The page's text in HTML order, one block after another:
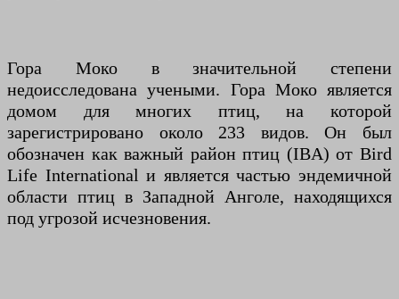
Гора Моко в значительной степени
недоисследована учеными. Гора Моко является
домом для многих птиц, на которой
зарегистрировано около 233 видов. Он был
обозначен как важный район птиц (IBA) от Bird
Life International и является частью эндемичной
области птиц в Западной Анголе, находящихся
под угрозой исчезновения.